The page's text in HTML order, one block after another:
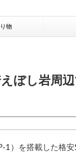
物
えぼし岩周
1）を搭載した格